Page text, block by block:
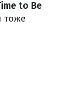
to Be
тоже